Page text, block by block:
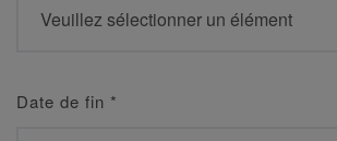
Date de fin *